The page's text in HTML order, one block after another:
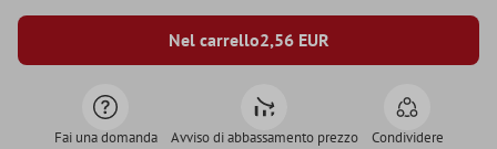
Nel carrello2,56EUR
Fai una domanda Avviso di abbassamento prezzo Condividere